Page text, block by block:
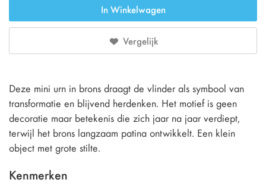
In Winkelwagen
Vergelijk
Deze mini urn in brons draagt de vlinder als symbool van
transformatie en blijvend herdenken. Het motief is geen
decoratie maar betekenis die zich jaar na jaar verdiept,
terwijl het brons langzaam patina ontwikkelt. Een klein
object met grote stilte.
Kenmerken